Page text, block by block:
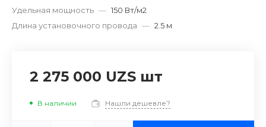
Удельная мощность — 150 Вт/м2
Длина установочного провода — 2.5 м
2 275 000 UZS шт
В наличии Нашли дешевле?